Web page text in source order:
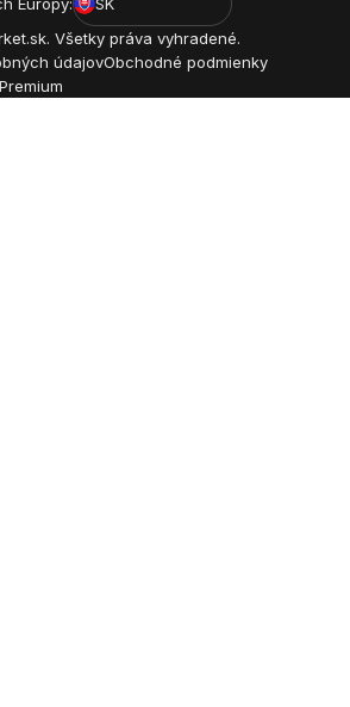
Všetky práva vyhradené.
údajovObchodné podmienky